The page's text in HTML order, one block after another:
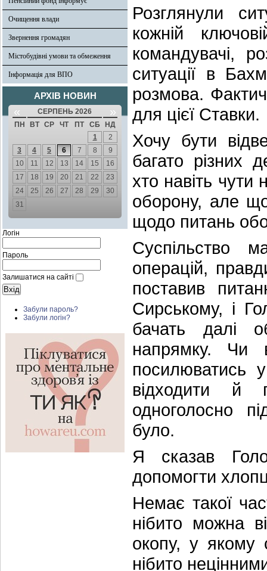
Очищення влади
Звернення громадян
Містобудівні умови та обмеження
Інформація для ВПО
АРХІВ НОВИН
« СЕРПЕНЬ 2026 »
ПН ВТ СР ЧТ ПТ СБ
НД
1
2
3
4 5 6 7 8
9
10
11 12 13 14 15
16
17
18 19 20 21 22
23
24
25 26 27 28 29
30
31
Логін
Пароль
Залишатися на сайті
Забули пароль?
Забули логін?
Розглянули
кожній
командувачі,
ситуації в
розмова.
для цієї Ставки.
Хочу бути
багато різних
хто навіть
оборону, але
щодо питань
Суспільство
операцій,
поставив
Сирському, і
бачать далі
напрямку. Чи
посилюватись
відходити й
одноголосно
було.
Я сказав
допомогти
Немає такої
нібито можна
окопу, у якому
нібито